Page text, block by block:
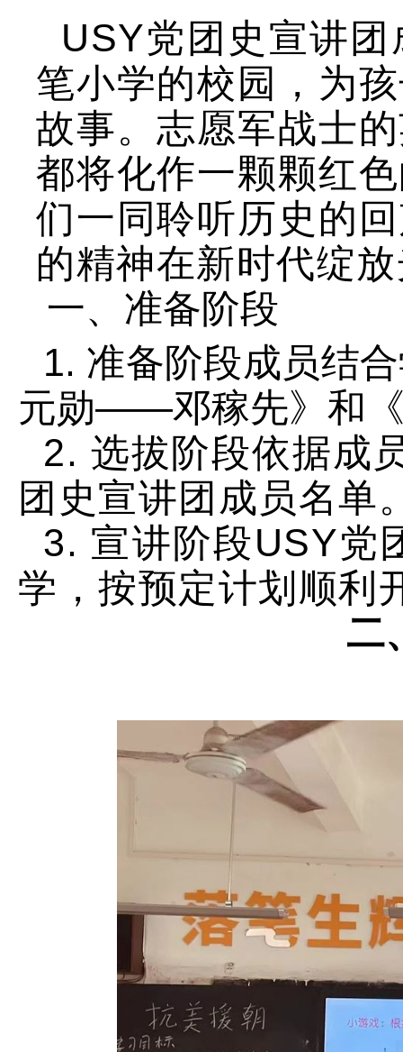
USY党团史宣讲
笔小学的校园，为
故事。志愿军战士
都将化作一颗颗红
们一同聆听历史的
的精神在新时代绽
一、准备阶段
1. 准备阶段成员结
元勋——邓稼先》 和
2. 选拔阶段依据成
团史宣讲团成员名单
3. 宣讲阶段USY党
学，按预定计划顺利
二